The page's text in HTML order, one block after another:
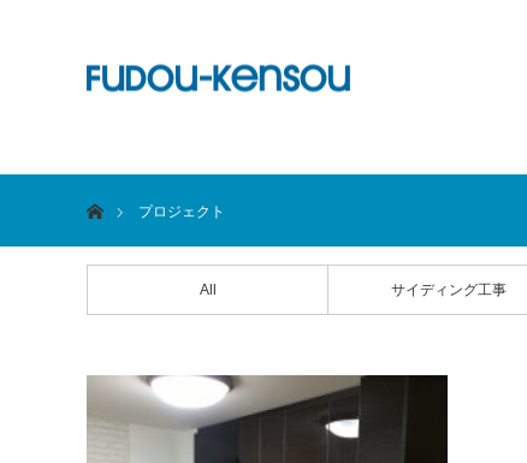
プロジェクト
All サイディング工事